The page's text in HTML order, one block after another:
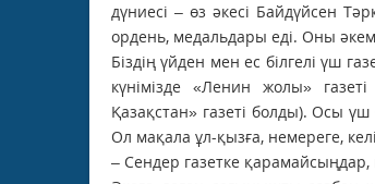
дүниесі – өз әкесі Байдүйсен
ордень, медальдары еді. Оны
Біздің үйден мен ес білгелі үш
күнімізде «Ленин жолы»
Қазақстан» газеті болды). Осы
Ол мақала ұл-қызға, немереге,
– Сендер газетке